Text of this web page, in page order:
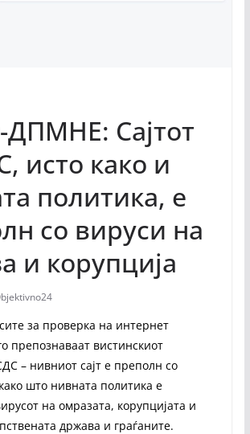
Сајтот
исто како и
политика, е
со вируси на
и корупција
за проверка на интернет
препознаваат вистинскиот
– нивниот сајт е преполн со
што нивната политика е
на омразата, корупцијата и
држава и граѓаните.